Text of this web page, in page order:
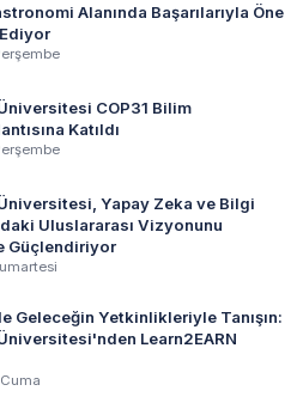
Alanında Başarılarıyla Öne
COP31 Bilim
Katıldı
Yapay Zeka ve Bilgi
Uluslararası Vizyonunu
Güçlendiriyor
Geleceğin Yetkinlikleriyle Tanışın:
Learn2EARN